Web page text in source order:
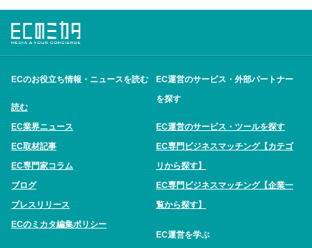
ECのお役立ち情報・ニュースを読む
読む
EC業界ニュース
EC取材記事
EC専門家コラム
ブログ
プレスリリース
ECのミカタ編集ポリシー
EC運営のサービス・外部パートナー
を探す
EC運営のサービス・ツールを探す
EC専門ビジネスマッチング【カテゴ
リから探す】
EC専門ビジネスマッチング【企業一
覧から探す】
EC運営を学ぶ